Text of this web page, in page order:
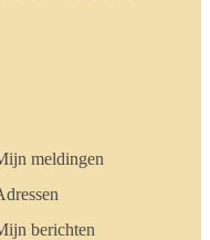
meldingen
berichten